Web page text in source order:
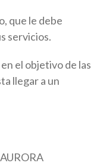
que le debe
servicios.
el objetivo de las
llegar a un